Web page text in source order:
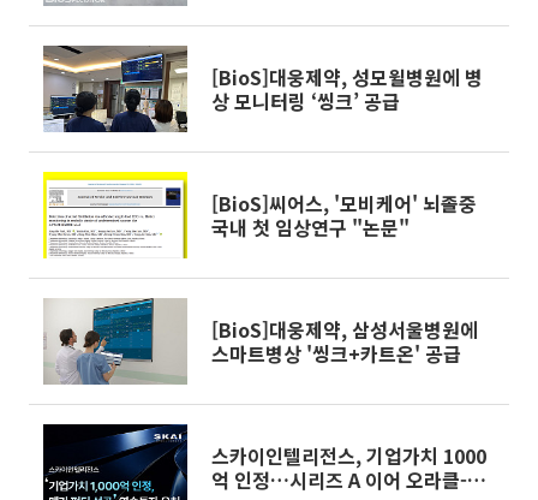
[BioS]대웅제약, 성모윌병원에 병
상 모니터링 ‘씽크’ 공급
[BioS]씨어스, '모비케어' 뇌졸중
국내 첫 임상연구 "논문"
[BioS]대웅제약, 삼성서울병원에
스마트병상 '씽크+카트온' 공급
스카이인텔리전스, 기업가치 1000
억 인정…시리즈 A 이어 오라클-벡